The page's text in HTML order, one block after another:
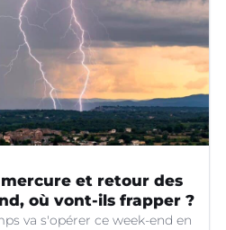
et retour des
où vont-ils frapper ?
va s'opérer ce week-end en